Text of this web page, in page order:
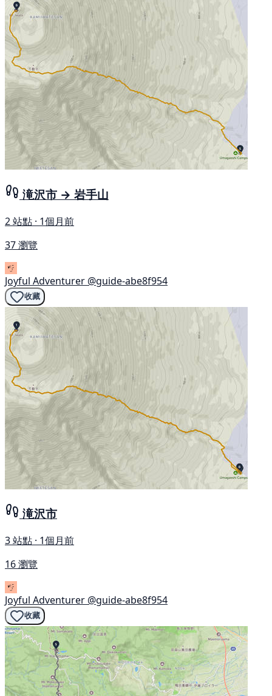
滝沢市 → 岩手山
2 站點 · 1個月前
37 瀏覽
Joyful Adventurer @guide-abe8f954
收藏
滝沢市
3 站點 · 1個月前
16 瀏覽
Joyful Adventurer @guide-abe8f954
收藏